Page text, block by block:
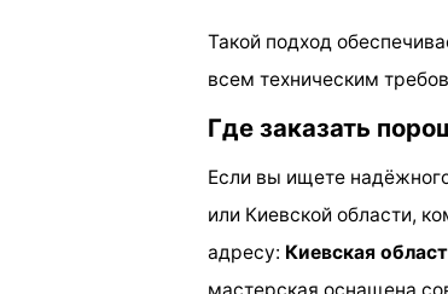
Такой подход
всем техническим
Где заказать
Если вы ищете
или Киевской области,
адресу: Киевская